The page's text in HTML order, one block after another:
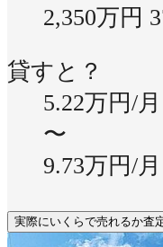
2,350万円
貸すと？
5.22万円/月
〜
9.73万円/月
実際にいくらで売れるか査